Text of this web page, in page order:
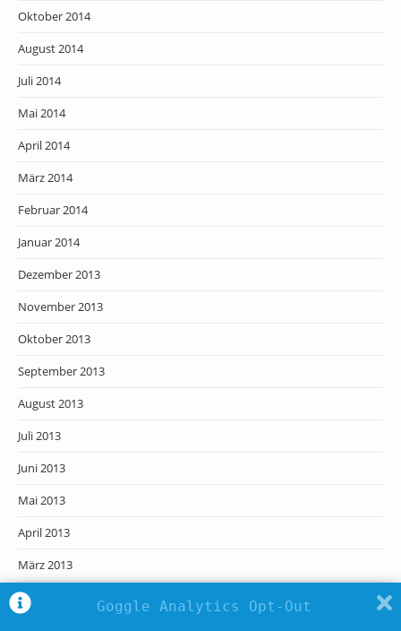
Oktober 2014
August 2014
Juli 2014
Mai 2014
April 2014
März 2014
Februar 2014
Januar 2014
Dezember 2013
November 2013
Oktober 2013
September 2013
August 2013
Juli 2013
Juni 2013
Mai 2013
April 2013
März 2013
Februar 2013
Goggle Analytics Opt-Out